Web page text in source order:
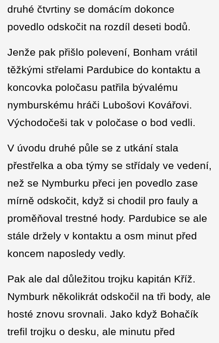
druhé čtvrtiny se domácím dokonce
povedlo odskočit na rozdíl deseti bodů.
Jenže pak přišlo polevení, Bonham vrátil
těžkými střelami Pardubice do kontaktu a
koncovka poločasu patřila bývalému
nymburskému hráči Lubošovi Kovářovi.
Východočeši tak v poločase o bod vedli.
V úvodu druhé půle se z utkání stala
přestřelka a oba týmy se střídaly ve vedení,
než se Nymburku přeci jen povedlo zase
mírně odskočit, když si chodil pro fauly a
proměňoval trestné hody. Pardubice se ale
stále držely v kontaktu a osm minut před
koncem naposledy vedly.
Pak ale dal důležitou trojku kapitán Kříž.
Nymburk několikrát odskočil na tři body, ale
hosté znovu srovnali. Jako když Bohačík
trefil trojku o desku, ale minutu před